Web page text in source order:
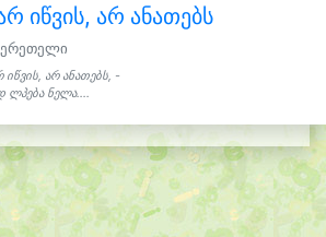
იწვის, არ ანათებს
იწვის, არ ანათებს, -
ლპება ნელა....